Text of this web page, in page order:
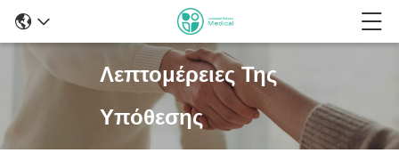
Λεπτομέρειες Της
Υπόθεσης